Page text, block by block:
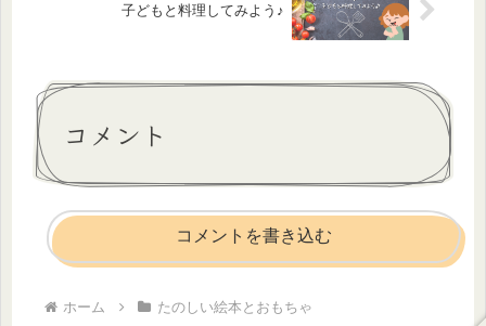
子どもと料理してみよう♪
コメント
コメントを書き込む
ホーム たのしい絵本とおもちゃ